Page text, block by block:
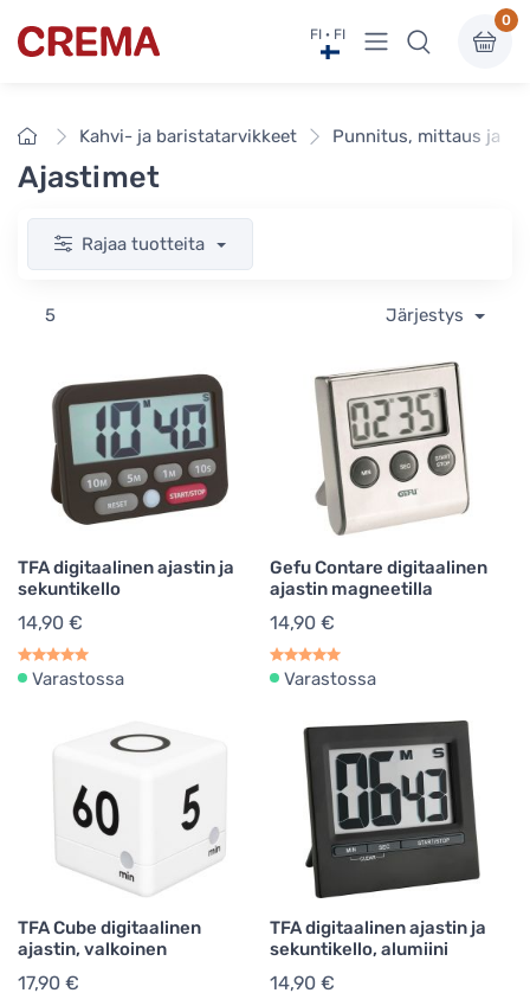
Crema FI · FI Näytä valikko
0
EtusivuKahvi- ja baristatarvikkeet Punnitus, mittaus ja
Ajastimet
Rajaa tuotteita
5 Järjestys
TFA digitaalinen ajastin ja
sekuntikello
14,90 €
Varastossa
Gefu Contare digitaalinen
ajastin magneetilla
14,90 €
Varastossa
TFA Cube digitaalinen
ajastin, valkoinen
17,90 €
TFA digitaalinen ajastin ja
sekuntikello, alumiini
14,90 €